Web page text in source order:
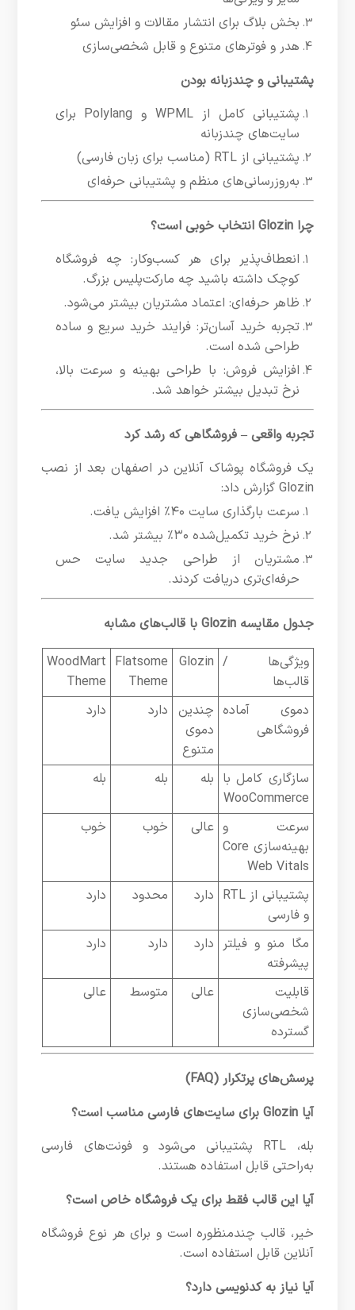
بخش بلاگ برای انتشار مقالات و افزایش سئو
هدر و فوترهای متنوع و قابل شخصی‌سازی
پشتیبانی و چندزبانه بودن
پشتیبانی کامل از WPML و Polylang برای
سایت‌های چندزبانه
پشتیبانی از RTL (مناسب برای زبان فارسی)
به‌روزرسانی‌های منظم و پشتیبانی حرفه‌ای
چرا Glozin انتخاب خوبی است؟
انعطاف‌پذیر برای هر کسب‌وکار: چه فروشگاه
کوچک داشته باشید چه مارکت‌پلیس بزرگ.
ظاهر حرفه‌ای: اعتماد مشتریان بیشتر می‌شود.
تجربه خرید آسان‌تر: فرایند خرید سریع و ساده
طراحی شده است.
افزایش فروش: با طراحی بهینه و سرعت بالا،
نرخ تبدیل بیشتر خواهد شد.
تجربه واقعی – فروشگاهی که رشد کرد
یک فروشگاه پوشاک آنلاین در اصفهان بعد از نصب
Glozin گزارش داد:
سرعت بارگذاری سایت ۴۰٪ افزایش یافت.
نرخ خرید تکمیل‌شده ۳۰٪ بیشتر شد.
مشتریان از طراحی جدید سایت حس
حرفه‌ای‌تری دریافت کردند.
جدول مقایسه Glozin با قالب‌های مشابه
ویژگی‌ها /
قالب‌ها
Glozin
Flatsome
Theme
WoodMart
Theme
دموی آماده
فروشگاهی
چندین
دموی
متنوع
دارد دارد
سازگاری کامل با
WooCommerce
بله بله بله
سرعت و
بهینه‌سازی Core
Web Vitals
عالی خوب خوب
پشتیبانی از RTL
و فارسی
دارد محدود دارد
مگا منو و فیلتر
پیشرفته
دارد دارد دارد
قابلیت
شخصی‌سازی
گسترده
عالی متوسط عالی
پرسش‌های پرتکرار (FAQ)
آیا Glozin برای سایت‌های فارسی مناسب است؟
بله، RTL پشتیبانی می‌شود و فونت‌های فارسی
به‌راحتی قابل استفاده هستند.
آیا این قالب فقط برای یک فروشگاه خاص است؟
خیر، قالب چندمنظوره است و برای هر نوع فروشگاه
آنلاین قابل استفاده است.
آیا نیاز به کدنویسی دارد؟